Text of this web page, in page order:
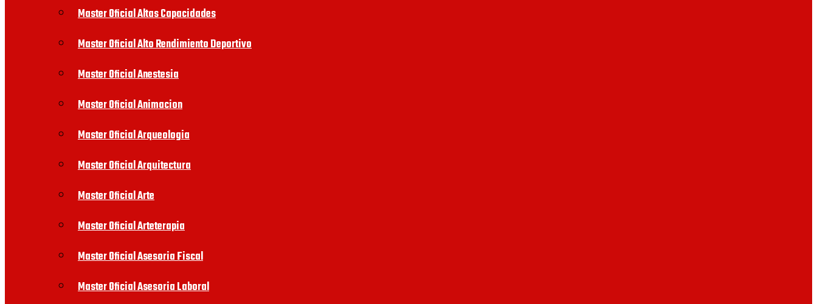
Master Oficial Altas Capacidades
Master Oficial Alto Rendimiento Deportivo
Master Oficial Anestesia
Master Oficial Animacion
Master Oficial Arqueologia
Master Oficial Arquitectura
Master Oficial Arte
Master Oficial Arteterapia
Master Oficial Asesoria Fiscal
Master Oficial Asesoria Laboral